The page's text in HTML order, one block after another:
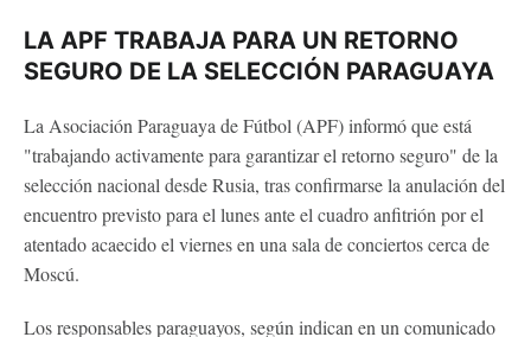
LA APF TRABAJA PARA UN RETORNO
SEGURO DE LA SELECCIÓN PARAGUAYA
La Asociación Paraguaya de Fútbol (APF) informó que está
"trabajando activamente para garantizar el retorno seguro" de la
selección nacional desde Rusia, tras confirmarse la anulación del
encuentro previsto para el lunes ante el cuadro anfitrión por el
atentado acaecido el viernes en una sala de conciertos cerca de
Moscú.
Los responsables paraguayos, según indican en un comunicado